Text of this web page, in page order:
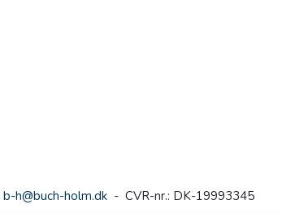
b-h@buch-holm.dk- CVR-nr.: DK-19993345